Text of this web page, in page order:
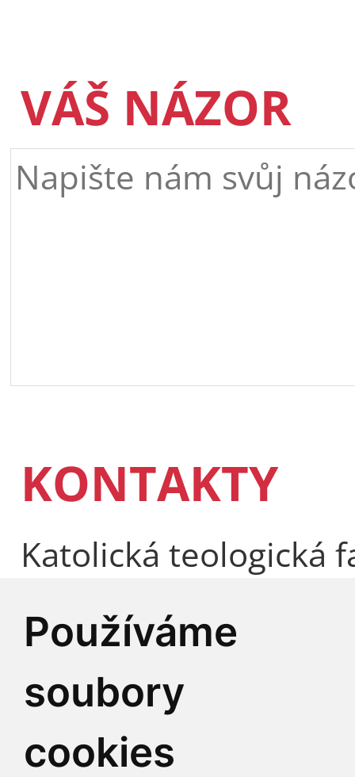
Používáme
soubory
cookies
VÁŠ NÁZOR
KONTAKTY
Katolická teologická
IČO: 00216208 DIČ:
číslo účtu:
Identifikátor datové